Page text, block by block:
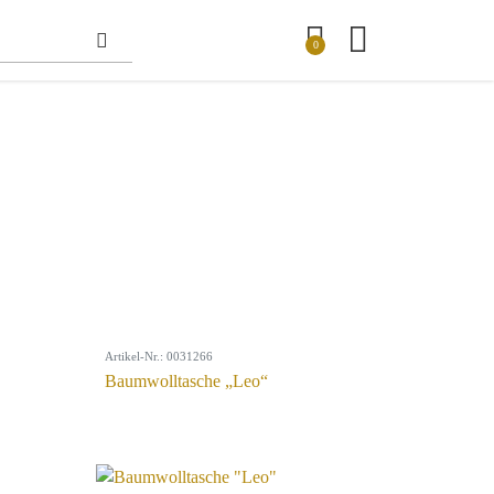
0
Artikel-Nr.: 0031266
Baumwolltasche „Leo“